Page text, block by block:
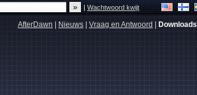
|Wachtwoord kwijt
AfterDawn Nieuws Vraag en Antwoord Downloads